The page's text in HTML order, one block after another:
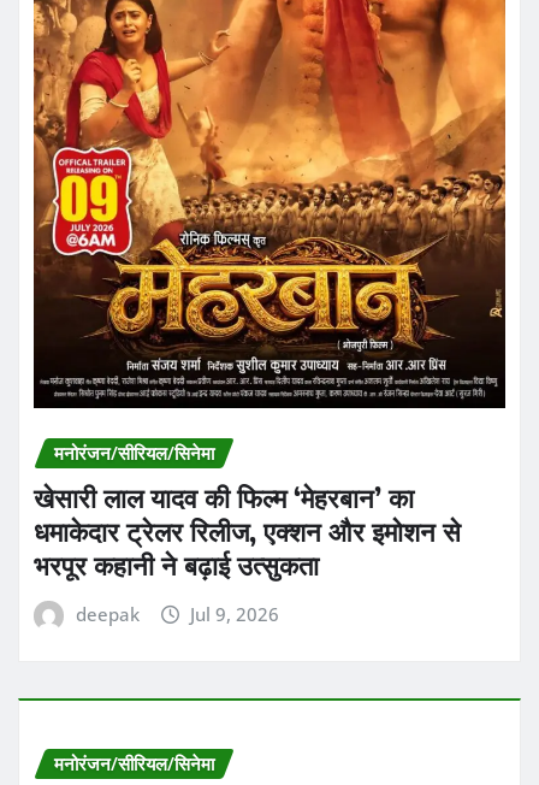
मनोरंजन/सीरियल/सिनेमा
खेसारी लाल यादव की फिल्म ‘मेहरबान’ का
धमाकेदार ट्रेलर रिलीज, एक्शन और इमोशन से
भरपूर कहानी ने बढ़ाई उत्सुकता
deepak Jul 9, 2026
मनोरंजन/सीरियल/सिनेमा